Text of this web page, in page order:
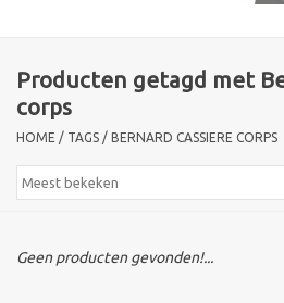
Producten
Huidproblemen
Mannen verzorging
Acties
Producten getagd met
corps
HOME / TAGS / BERNARD CASSIERE CORPS
Geen producten gevonden!...